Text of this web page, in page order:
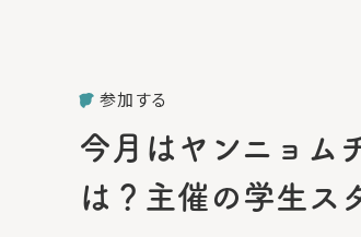
参加する
今月はヤンニョム
は？主催の学生ス